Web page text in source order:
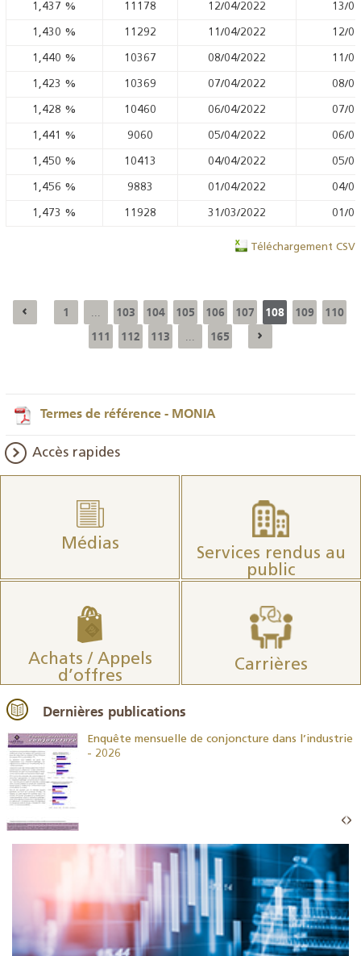
1,437 % 11178 12/04/2022 13/
1,430 % 11292 11/04/2022 12/
1,440 % 10367 08/04/2022 11/
1,423 % 10369 07/04/2022 08/
1,428 % 10460 06/04/2022 07/
1,441 % 9060 05/04/2022 06/
1,450 % 10413 04/04/2022 05/
1,456 % 9883 01/04/2022 04/
1,473 % 11928 31/03/2022 01/
Téléchargement CSV
1 103 104 105 106 107 108 109
110
111
112 113 165
Termes de référence - MONIA
Accès rapides
Médias
Services rendus au
public
Achats / Appels
d’offres
Carrières
Dernières publications
Enquête mensuelle de conjoncture dans l’industrie
- 2026